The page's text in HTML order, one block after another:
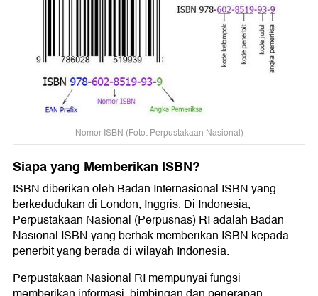
Nomor ISBN (Foto: Perpustakaan Nasional)
Siapa yang Memberikan ISBN?
ISBN diberikan oleh Badan Internasional ISBN yang
berkedudukan di London, Inggris. Di Indonesia,
Perpustakaan Nasional (Perpusnas) RI adalah Badan
Nasional ISBN yang berhak memberikan ISBN kepada
penerbit yang berada di wilayah Indonesia.
Perpustakaan Nasional RI mempunyai fungsi